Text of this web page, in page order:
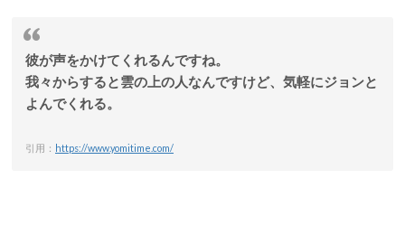
彼が声をかけてくれるんですね。
我々からすると雲の上の人なんですけど、気軽にジョンと
よんでくれる。
引用： https://www.yomitime.com/